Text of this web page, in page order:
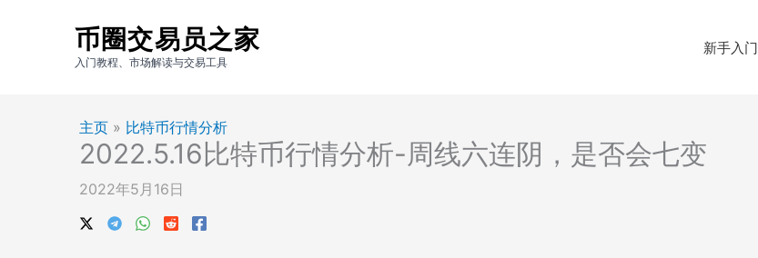
币圈交易员之家
入门教程、市场解读与交易工具
新手入门
主页 » 比特币行情分析
2022.5.16比特币行情分析-周线六连阴，是否会七变
2022年5月16日